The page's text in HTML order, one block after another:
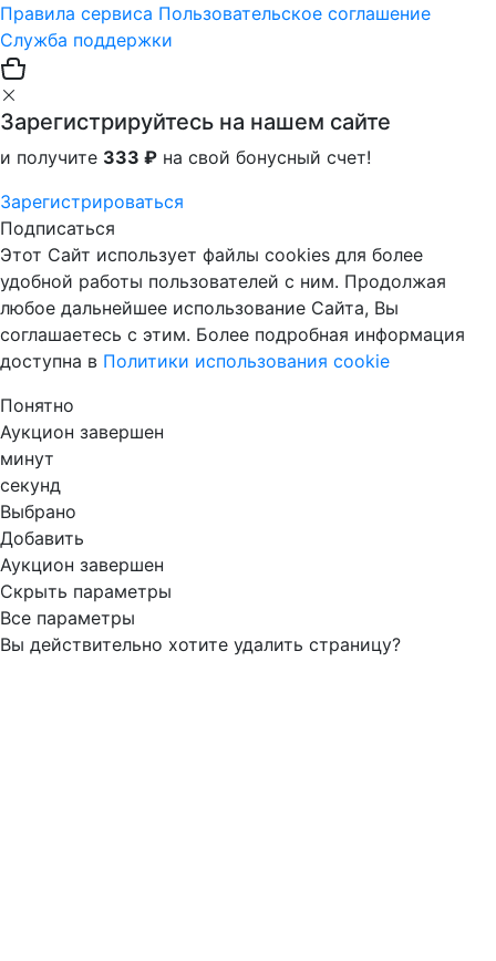
Правила сервиса Пользовательское соглашение
Служба поддержки
Зарегистрируйтесь на нашем сайте
и получите 333 ₽ на свой бонусный счет!
Зарегистрироваться
Подписаться
Этот Сайт использует файлы cookies для более
удобной работы пользователей с ним. Продолжая
любое дальнейшее использование Сайта, Вы
соглашаетесь с этим. Более подробная информация
доступна в Политики использования cookie
Понятно
Аукцион завершен
минут
секунд
Выбрано
Добавить
Аукцион завершен
Скрыть параметры
Все параметры
Вы действительно хотите удалить страницу?